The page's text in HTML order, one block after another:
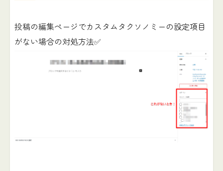
投稿の編集ページでカスタムタクソノミーの設定項目
がない場合の対処方法✅